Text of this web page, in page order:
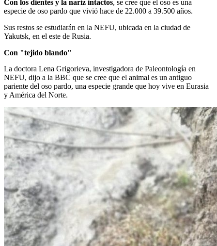
Con los dientes y la nariz intactos, se cree que el oso es una
especie de oso pardo que vivió hace de 22.000 a 39.500 años.
Sus restos se estudiarán en la NEFU, ubicada en la ciudad de
Yakutsk, en el este de Rusia.
Con "tejido blando"
La doctora Lena Grigorieva, investigadora de Paleontología en
NEFU, dijo a la BBC que se cree que el animal es un antiguo
pariente del oso pardo, una especie grande que hoy vive en Eurasia
y América del Norte.